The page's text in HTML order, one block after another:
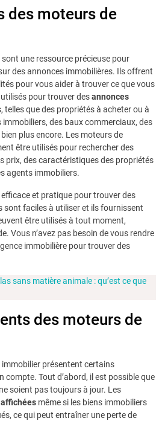
des moteurs de
une ressource précieuse pour
des annonces immobilières. Ils offrent
pour vous aider à trouver ce que vous
pour trouver desannonces
telles que des propriétés à acheter ou à
immobiliers, des baux commerciaux, des
plus encore. Les moteurs de
être utilisés pour rechercher des
prix, des caractéristiques des propriétés
agents immobiliers.
et pratique pour trouver des
sont faciles à utiliser et ils fournissent
être utilisés à tout moment,
Vous n’avez pas besoin de vous rendre
immobilière pour trouver des
sans matière animale : qu’est ce que
des moteurs de
présentent certains
compte. Tout d’abord, il est possible que
soient pas toujours à jour. Les
même si les biens immobiliers
ce qui peut entraîner une perte de